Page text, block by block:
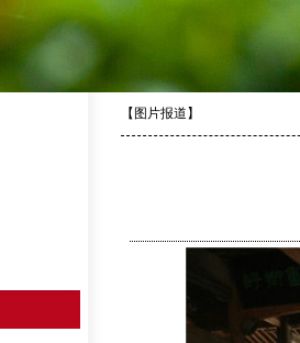
【图片报道】